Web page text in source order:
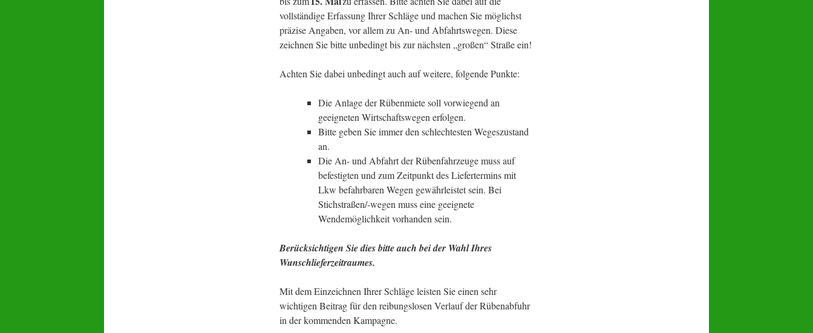
vollständige Erfassung Ihrer Schläge und machen Sie möglichst
präzise Angaben, vor allem zu An- und Abfahrtswegen. Diese
zeichnen Sie bitte unbedingt bis zur nächsten „großen“ Straße ein!
Achten Sie dabei unbedingt auch auf weitere, folgende Punkte:
Die Anlage der Rübenmiete soll vorwiegend an
geeigneten Wirtschaftswegen erfolgen.
Bitte geben Sie immer den schlechtesten Wegeszustand
an.
Die An- und Abfahrt der Rübenfahrzeuge muss auf
befestigten und zum Zeitpunkt des Liefertermins mit
Lkw befahrbaren Wegen gewährleistet sein. Bei
Stichstraßen/-wegen muss eine geeignete
Wendemöglichkeit vorhanden sein.
Berücksichtigen Sie dies bitte auch bei der Wahl Ihres
Wunschlieferzeitraumes.
Mit dem Einzeichnen Ihrer Schläge leisten Sie einen sehr
wichtigen Beitrag für den reibungslosen Verlauf der Rübenabfuhr
in der kommenden Kampagne.